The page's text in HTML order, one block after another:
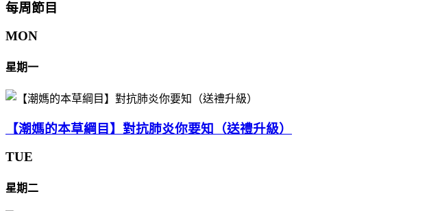
每周節目
MON
星期一
【潮媽的本草綱目】對抗肺炎你要知（送禮升級）
TUE
星期二